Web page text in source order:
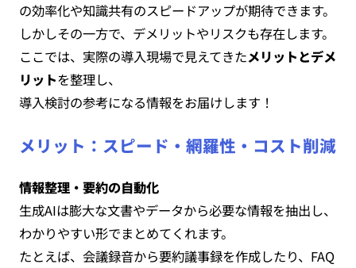
の効率化や知識共有のスピードアップが期待できます。
しかしその一方で、デメリットやリスクも存在します。
ここでは、実際の導入現場で見えてきたメリットとデメ
リットを整理し、
導入検討の参考になる情報をお届けします！
メリット：スピード・網羅性・コスト削減
情報整理・要約の自動化
生成AIは膨大な文書やデータから必要な情報を抽出し、
わかりやすい形でまとめてくれます。
たとえば、会議録音から要約議事録を作成したり、FAQ